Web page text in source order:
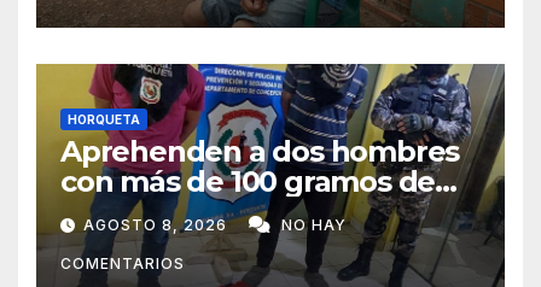
HORQUETA
Aprehenden a dos hombres
con más de 100 gramos de
supuesta marihuana en
Horqueta
AGOSTO 8, 2026 NO HAY
COMENTARIOS